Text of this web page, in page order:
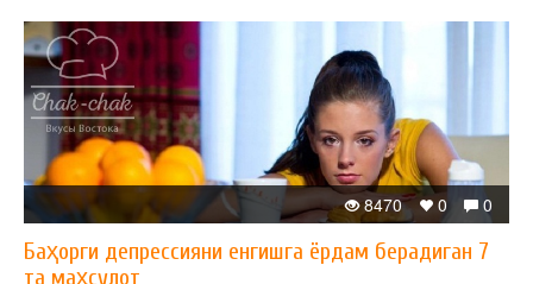
0
0
8470
Баҳорги депрессияни енгишга ёрдам берадиган 7
та маҳсулот